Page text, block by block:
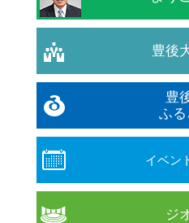
豊後
豊
ふ
イベン
ジ